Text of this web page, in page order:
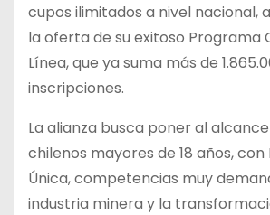
cupos ilimitados a nivel nacional,
la oferta de su exitoso Programa
Línea, que ya suma más de
inscripciones.
La alianza busca poner al
chilenos mayores de 18 años, con
Única, competencias muy
industria minera y la